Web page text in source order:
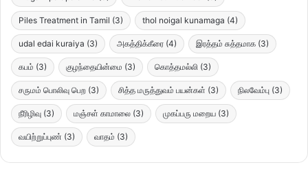
Piles Treatment in Tamil (3) thol noigal kunamaga (4)
udal edai kuraiya (3) அகத்திக்கீரை (4) இரத்தம் சுத்தமாக (3)
கபம் (3) குழந்தையின்மை (3) கொத்தமல்லி (3)
சருமம் பொலிவு பெற (3) சித்த மருத்துவம் பயன்கள் (3) நிலவேம்பு (3)
நீரிழிவு (3) மஞ்சள் காமாலை (3) முகப்பரு மறைய (3)
வயிற்றுப்புண் (3) வாதம் (3)